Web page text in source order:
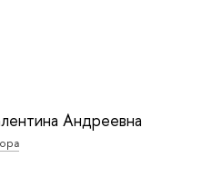
Андреевна